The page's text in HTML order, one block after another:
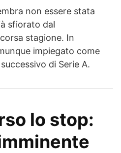
non essere stata
sfiorato dal
stagione. In
impiegato come
di Serie A.
lo stop: